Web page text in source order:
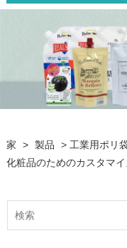
家 > 製品 > 工業用ポリ
化粧品のためのカスタマ